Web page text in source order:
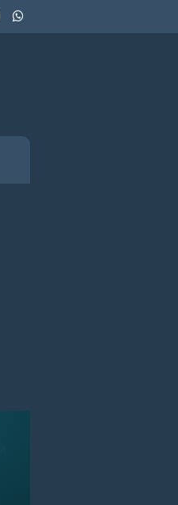
Tube
Instagram